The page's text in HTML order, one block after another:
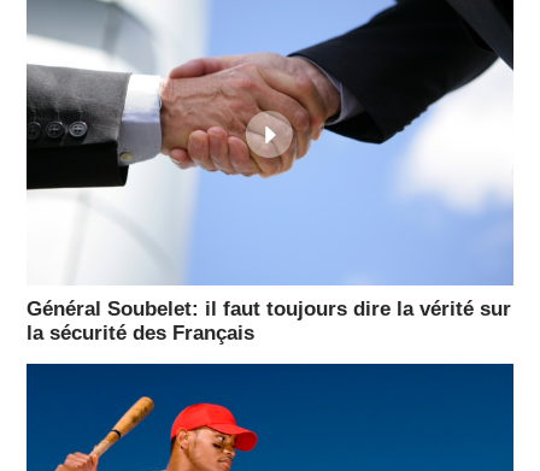
Général Soubelet: il faut toujours dire la vérité sur
la sécurité des Français